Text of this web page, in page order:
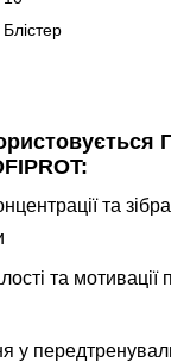
Блістер
та
та мотивації
у